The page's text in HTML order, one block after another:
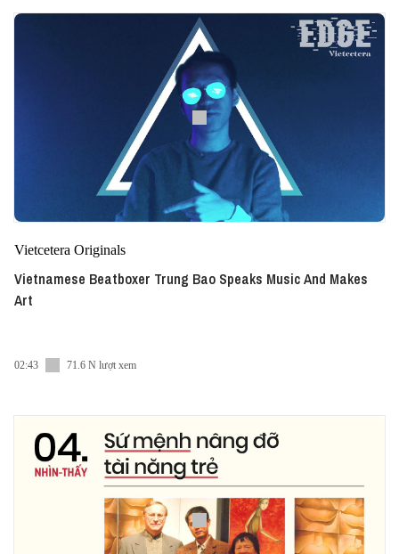
Vietcetera Originals
Vietnamese Beatboxer Trung Bao Speaks Music And Makes
Art
02:43 71.6 N lượt xem